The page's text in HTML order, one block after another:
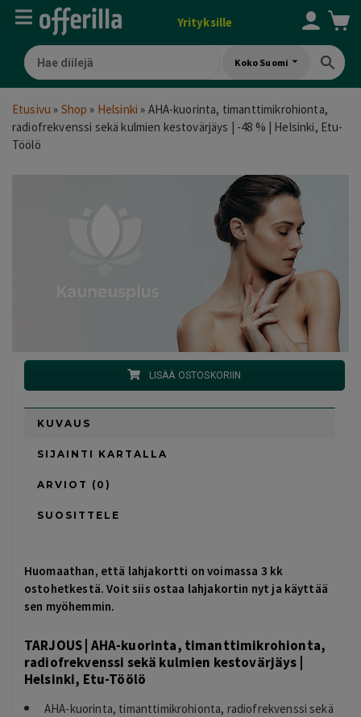
Yrityksille
Koko Suomi
Etusivu » Shop » Helsinki » AHA-kuorinta, timanttimikrohionta,
radiofrekvenssi sekä kulmien kestovärjäys | -48 % | Helsinki, Etu-
Töölö
LISÄÄ OSTOSKORIIN
KUVAUS
SIJAINTI KARTALLA
ARVIOT (0)
SUOSITTELE
Huomaathan, että lahjakortti on voimassa 3 kk
ostohetkestä. Voit siis ostaa lahjakortin nyt ja käyttää
sen myöhemmin.
TARJOUS | AHA-kuorinta, timanttimikrohionta,
radiofrekvenssi sekä kulmien kestovärjäys |
Helsinki, Etu-Töölö
AHA-kuorinta, timanttimikrohionta, radiofrekvenssi sekä